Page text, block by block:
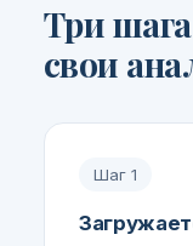
Три
свои
Шаг 1